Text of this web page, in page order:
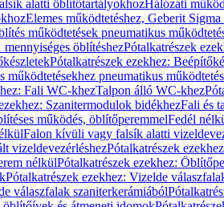
alatti öblítőtartályokhozHálózati
Elemes működtetéshez, Geberit
működtetések pneumatikus
mennyiséges öblítéshezPótalkatrészek
Pótalkatrészek ezekhez:
működtetésekhez pneumatikus
Fali WC-khezTalpon álló WC-khez
Szanitermodulok bidékhezFali és
működés, öblítőperemmelFedél
Falon kívüli vagy falsík alatti
vizeldevezérléshezPótalkatrészek
nélkülPótalkatrészek ezekhez:
Pótalkatrészek ezekhez: Vizelde
válaszfalak szaniterkerámiából